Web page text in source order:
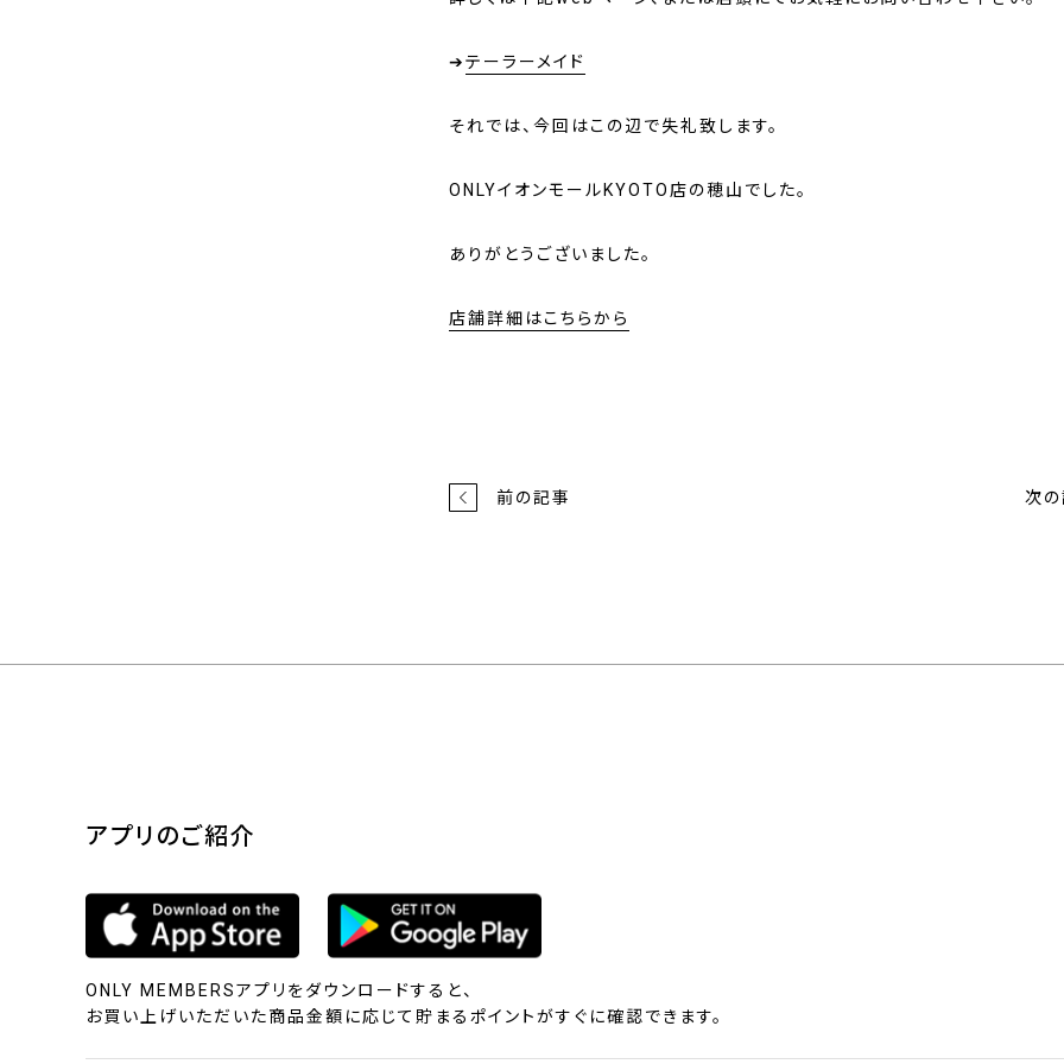
➔テーラーメイド
それでは、今回はこの辺で失礼致します。
ONLYイオンモールKYOTO店の穂山でした。
ありがとうございました。
店舗詳細はこちらから
前の記事 次
アプリのご紹介
ONLY MEMBERSアプリをダウンロードすると、
お買い上げいただいた商品金額に応じて貯まるポイントがすぐに確認できます。